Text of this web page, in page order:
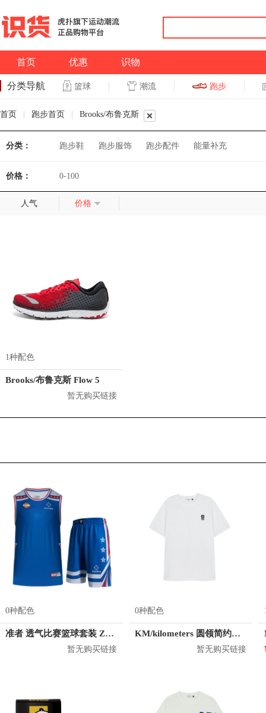
首页 优惠 识物
分类导航 篮球 潮流 跑步
首页 跑步首页 Brooks/布鲁克斯
分类： 跑步鞋 跑步服饰 跑步配件 能量补充
价格： 0-100
人气 价格
1种配色
Brooks/布鲁克斯 Flow 5
暂无购买链接
0种配色
准者 透气比赛篮球套装 Z118210177
暂无购买链接
0种配色
KM/kilometers 圆领简约短袖T恤 M2X2108073
暂无购买链接